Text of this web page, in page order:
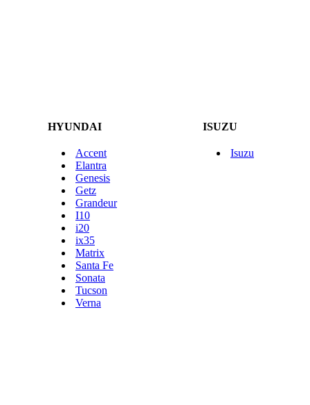
HYUNDAI ISUZU
Accent
Elantra
Genesis
Getz
Grandeur
I10
i20
ix35
Matrix
Santa Fe
Sonata
Tucson
Verna
Isuzu